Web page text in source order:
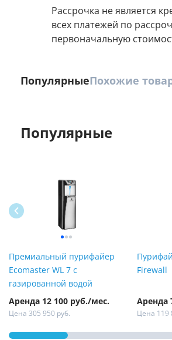
Рассрочка не является
всех платежей по
первоначальную
ПопулярныеПохожие
Популярные
Премиальный пурифайер
Ecomaster WL 7 с
газированной водой
Аренда 12 100 руб./мес.
Цена 305 950 руб.
Firewall
Аренда
Цена 119